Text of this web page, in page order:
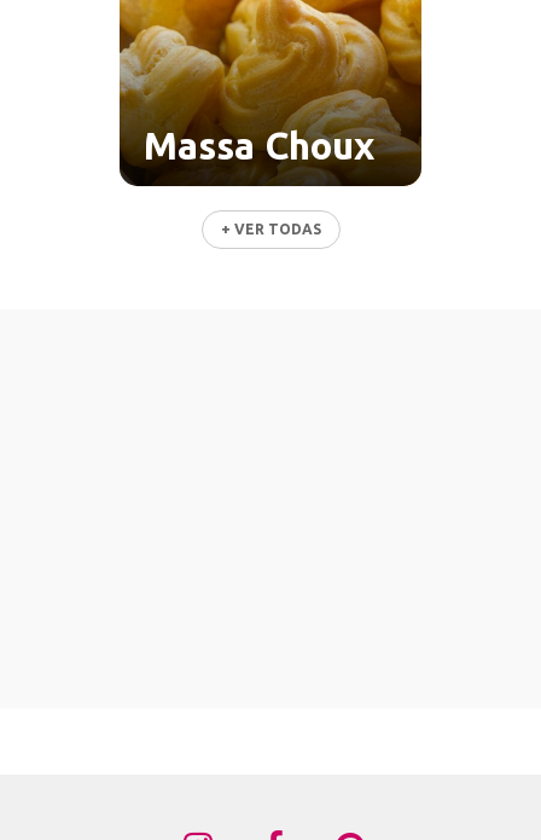
Massa Choux
+ VER TODAS